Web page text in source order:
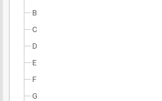
B
C
D
E
F
G